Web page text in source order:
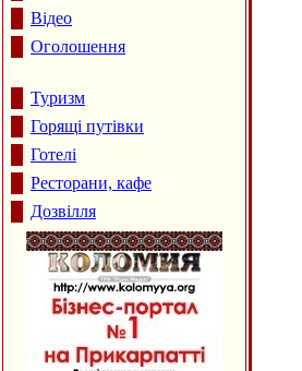
Відео
Оголошення
Туризм
Горящі путівки
Готелі
Ресторани, кафе
Дозвілля